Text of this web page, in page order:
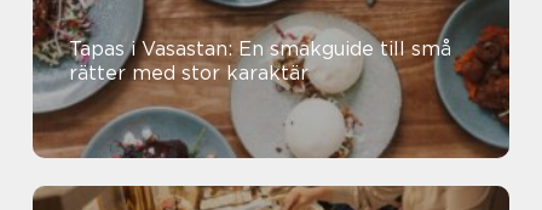
Tapas i Vasastan: En smakguide till små
rätter med stor karaktär